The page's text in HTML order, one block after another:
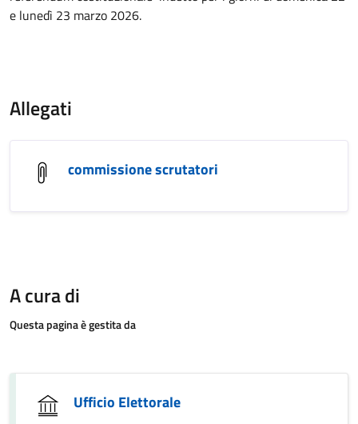
e lunedì 23 marzo 2026.
Allegati
commissione scrutatori
A cura di
Questa pagina è gestita da
Ufficio Elettorale